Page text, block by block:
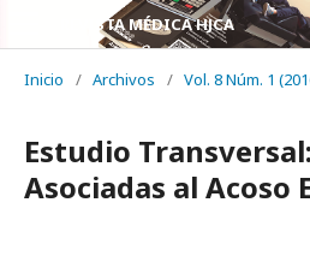
REVISTA MÉDICA HJCA
Inicio / Archivos / Vol. 8 Núm. 1
Estudio
Asociadas al Acoso